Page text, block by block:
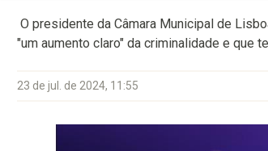
O presidente da Câmara Municipal de
"um aumento claro" da criminalidade e que
23 de jul. de 2024, 11:55